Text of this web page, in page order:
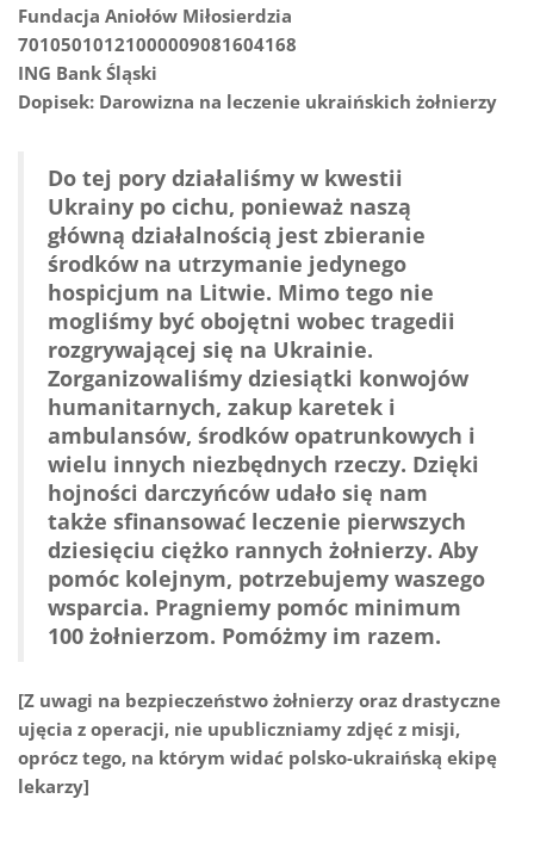
Fundacja Aniołów Miłosierdzia
70105010121000009081604168
ING Bank Śląski
Dopisek: Darowizna na leczenie ukraińskich żołnierzy
Do tej pory działaliśmy w kwestii
Ukrainy po cichu, ponieważ naszą
główną działalnością jest zbieranie
środków na utrzymanie jedynego
hospicjum na Litwie. Mimo tego nie
mogliśmy być obojętni wobec tragedii
rozgrywającej się na Ukrainie.
Zorganizowaliśmy dziesiątki konwojów
humanitarnych, zakup karetek i
ambulansów, środków opatrunkowych i
wielu innych niezbędnych rzeczy. Dzięki
hojności darczyńców udało się nam
także sfinansować leczenie pierwszych
dziesięciu ciężko rannych żołnierzy. Aby
pomóc kolejnym, potrzebujemy waszego
wsparcia. Pragniemy pomóc minimum
100 żołnierzom. Pomóżmy im razem.
[Z uwagi na bezpieczeństwo żołnierzy oraz drastyczne
ujęcia z operacji, nie upubliczniamy zdjęć z misji,
oprócz tego, na którym widać polsko-ukraińską ekipę
lekarzy]